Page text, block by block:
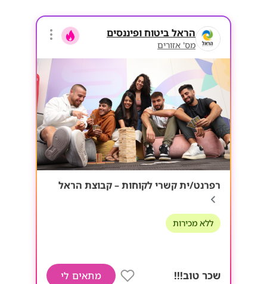
הראל ביטוח ופיננסים
מס' אזורים
רפרנט/ית קשרי לקוחות – קבוצת הראל
ללא מכירות
שכר טוב!!! מתאים לי